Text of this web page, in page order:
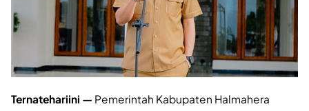
Ternatehariini — Pemerintah Kabupaten Halmahera